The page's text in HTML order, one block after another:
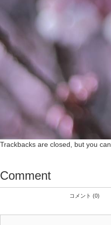
Trackbacks are closed, but you can
Comment
コメント (0)